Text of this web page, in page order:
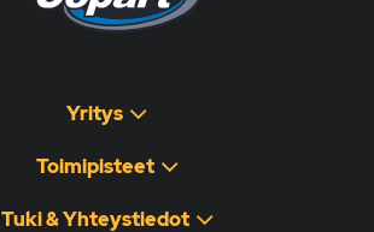
Yritys
Toimipisteet
Tuki & Yhteystiedot